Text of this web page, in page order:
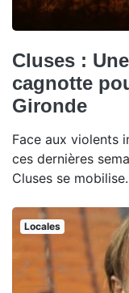
Cluses :
cagnotte
Gironde
Face aux violents
ces dernières
Cluses se mobilise.
Locales